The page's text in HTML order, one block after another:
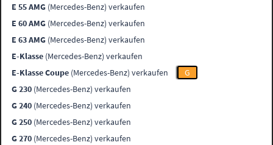
E 55 AMG (Mercedes-Benz) verkaufen
E 60 AMG (Mercedes-Benz) verkaufen
E 63 AMG (Mercedes-Benz) verkaufen
E-Klasse (Mercedes-Benz) verkaufen
E-Klasse Coupe (Mercedes-Benz) verkaufen
G
G 230 (Mercedes-Benz) verkaufen
G 240 (Mercedes-Benz) verkaufen
G 250 (Mercedes-Benz) verkaufen
G 270 (Mercedes-Benz) verkaufen